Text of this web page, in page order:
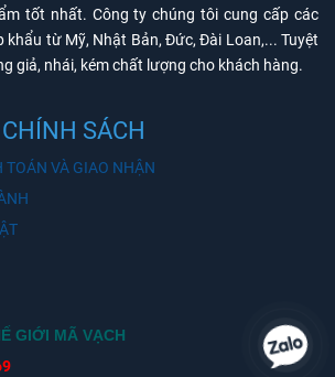
tốt nhất. Công ty chúng tôi cung cấp các
khẩu từ Mỹ, Nhật Bản, Đức, Đài Loan,... Tuyệt
giả, nhái, kém chất lượng cho khách hàng.
SÁCH
VÀ GIAO NHẬN
GIỚI MÃ VẠCH